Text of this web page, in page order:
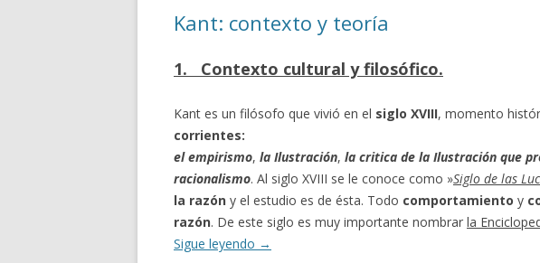
Kant: contexto y teoría
1. Contexto cultural y filosófico.
Kant es un filósofo que vivió en el siglo XVIII, momento
corrientes:
el empirismo, la Ilustración, la critica de la Ilustración que
racionalismo. Al siglo XVIII se le conoce como »Siglo de las
la razón y el estudio es de ésta. Todo comportamiento y
razón. De este siglo es muy importante nombrar la
Sigue leyendo →